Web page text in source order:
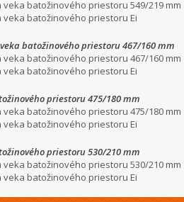
batožinového priestoru 549/219 mm
veka batožinového priestoru Ei
batožinového priestoru 467/160 mm
batožinového priestoru 467/160 mm
veka batožinového priestoru Ei
priestoru 475/180 mm
batožinového priestoru 475/180 mm
veka batožinového priestoru Ei
priestoru 530/210 mm
batožinového priestoru 530/210 mm
veka batožinového priestoru Ei